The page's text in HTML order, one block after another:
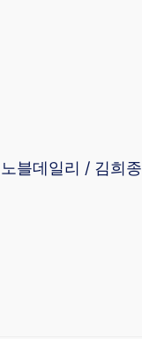
노블데일리 / 김희종